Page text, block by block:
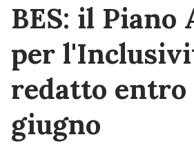
BES: il Piano
per
redatto
giugno